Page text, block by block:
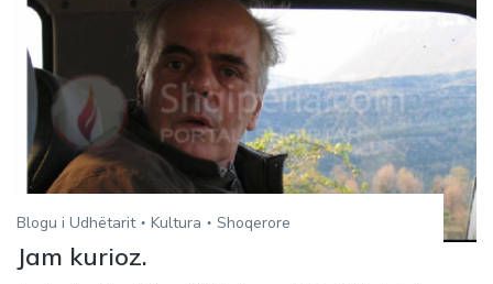
Blogu i Udhëtarit Kultura Shoqerore
Jam kurioz.